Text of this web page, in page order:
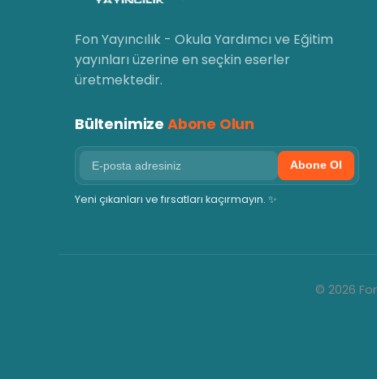
Fon Yayıncılık - Okula Yardımcı ve Eğitim
yayınları üzerine en seçkin eserler
üretmektedir.
Bültenimize Abone Olun
Abone Ol
Yeni çıkanları ve fırsatları kaçırmayın. ✨
© 2026 Fon